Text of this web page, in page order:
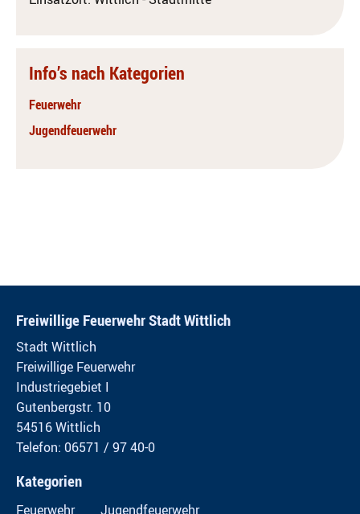
Info’s nach Kategorien
Feuerwehr
Jugendfeuerwehr
Freiwillige Feuerwehr Stadt Wittlich
Stadt Wittlich
Freiwillige Feuerwehr
Industriegebiet I
Gutenbergstr. 10
54516 Wittlich
Telefon: 06571 / 97 40-0
Kategorien
Feuerwehr Jugendfeuerwehr